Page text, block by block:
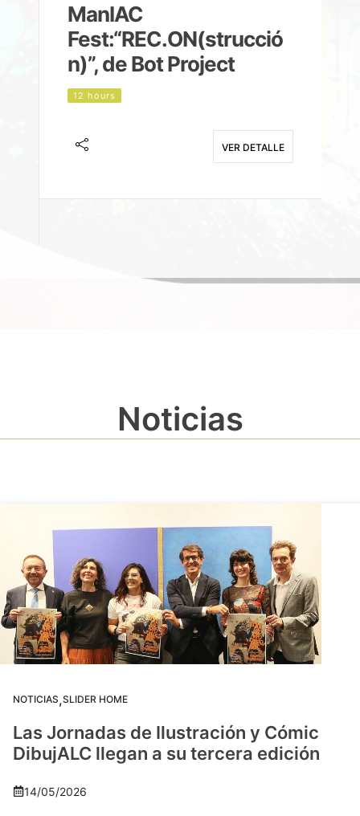
ManIAC
Fest:“REC.ON(strucció
n)”, de Bot Project
12 hours
VER DETALLE
Noticias
NOTICIAS,SLIDER HOME
Las Jornadas de Ilustración y Cómic
DibujALC llegan a su tercera edición
14/05/2026